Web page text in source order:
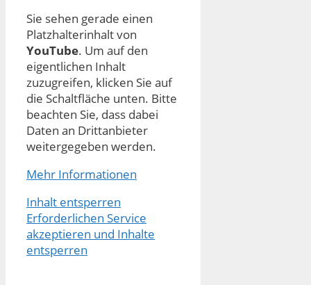
Sie sehen gerade einen
Platzhalterinhalt von
YouTube. Um auf den
eigentlichen Inhalt
zuzugreifen, klicken Sie auf
die Schaltfläche unten. Bitte
beachten Sie, dass dabei
Daten an Drittanbieter
weitergegeben werden.
Mehr Informationen
Inhalt entsperren
Erforderlichen Service
akzeptieren und Inhalte
entsperren